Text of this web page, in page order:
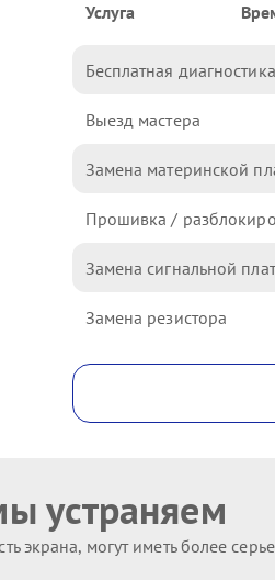
Услуга
Бесплатная диагностика
Выезд мастера
Замена материнской
Прошивка /
Замена сигнальной
Замена резистора
устраняем
экрана, могут иметь более